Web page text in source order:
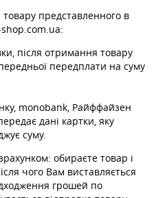
товару представленного в
після отримання товару
передплати на суму
monobank, Райффайзен
дані картки, яку
суму.
обираєте товар і
чого Вам виставляється
грошей по